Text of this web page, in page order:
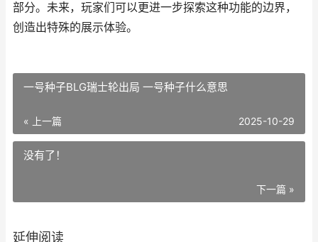
部分。未来，玩家们可以更进一步探索这种功能的边界，
创造出特殊的展示体验。
一号种子BLG瑞士轮出局 一号种子什么意思
« 上一篇 2025-10-29
没有了！
下一篇 »
延伸阅读